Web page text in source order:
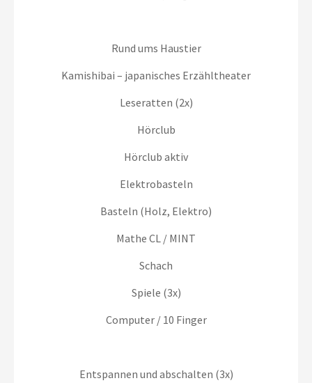
Rund ums Haustier
Kamishibai – japanisches Erzähltheater
Leseratten (2x)
Hörclub
Hörclub aktiv
Elektrobasteln
Basteln (Holz, Elektro)
Mathe CL / MINT
Schach
Spiele (3x)
Computer / 10 Finger
Entspannen und abschalten (3x)